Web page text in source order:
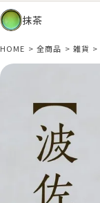
抹茶
HOME 全商品 雑貨